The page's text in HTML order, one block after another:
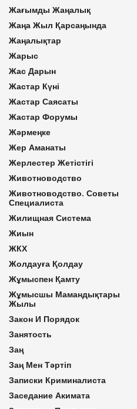
Жағымды Жаңалық
Жаңа Жыл Қарсаңында
Жаңалықтар
Жарыс
Жас Дарын
Жастар Күні
Жастар Саясаты
Жастар Форумы
Жәрмеңке
Жер Аманаты
Жерлестер Жетістігі
Животноводство
Животноводство. Советы
Специалиста
Жилищная Система
Жиын
ЖКХ
Жолдауға Қолдау
Жұмыспен Қамту
Жұмысшы Мамандықтары
Жылы
Закон И Порядок
Занятость
Заң
Заң Мен Тәртіп
Записки Криминалиста
Заседание Акимата